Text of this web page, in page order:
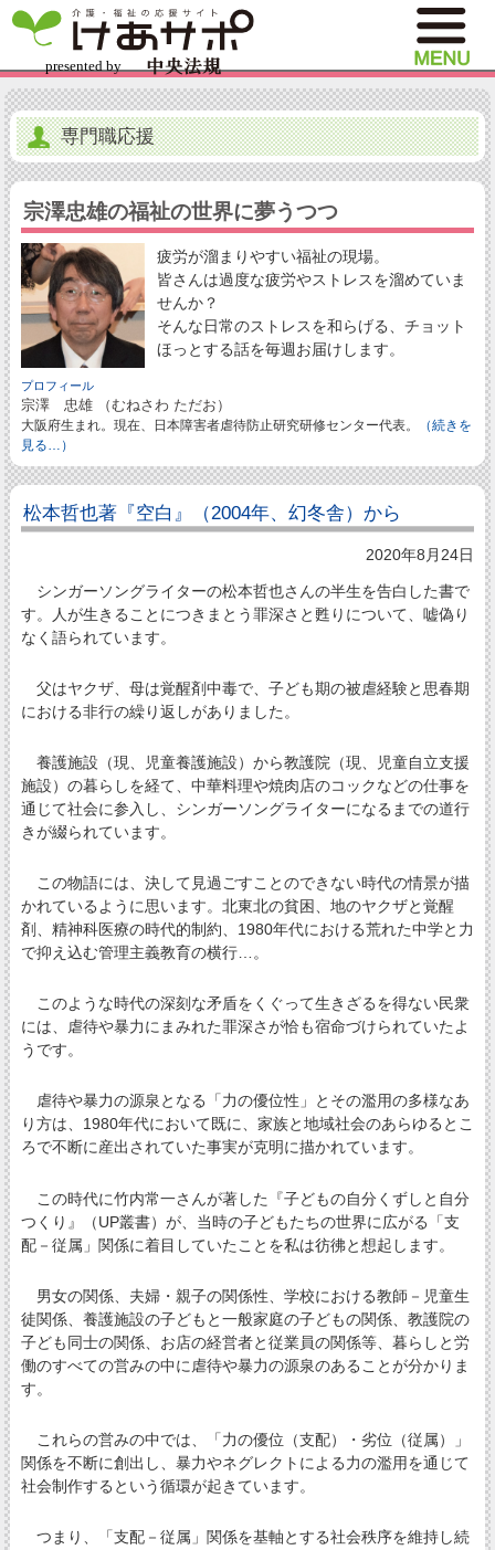
専門職応援
宗澤忠雄の福祉の世界に夢うつつ
疲労が溜まりやすい福祉の現場。
皆さんは過度な疲労やストレスを溜めていま
せんか？
そんな日常のストレスを和らげる、チョット
ほっとする話を毎週お届けします。
プロフィール
宗澤 忠雄 （むねさわ ただお）
大阪府生まれ。現在、日本障害者虐待防止研究研修センター代表。
（続きを
見る…）
松本哲也著『空白』（2004年、幻冬舎）から
2020年8月24日
シンガーソングライターの松本哲也さんの半生を告白した書で
す。人が生きることにつきまとう罪深さと甦りについて、嘘偽り
なく語られています。
父はヤクザ、母は覚醒剤中毒で、子ども期の被虐経験と思春期
における非行の繰り返しがありました。
養護施設（現、児童養護施設）から教護院（現、児童自立支援
施設）の暮らしを経て、中華料理や焼肉店のコックなどの仕事を
通じて社会に参入し、シンガーソングライターになるまでの道行
きが綴られています。
この物語には、決して見過ごすことのできない時代の情景が描
かれているように思います。北東北の貧困、地のヤクザと覚醒
剤、精神科医療の時代的制約、1980年代における荒れた中学と力
で抑え込む管理主義教育の横行…。
このような時代の深刻な矛盾をくぐって生きざるを得ない民衆
には、虐待や暴力にまみれた罪深さが恰も宿命づけられていたよ
うです。
虐待や暴力の源泉となる「力の優位性」とその濫用の多様なあ
り方は、1980年代において既に、家族と地域社会のあらゆるとこ
ろで不断に産出されていた事実が克明に描かれています。
この時代に竹内常一さんが著した『子どもの自分くずしと自分
つくり』（UP叢書）が、当時の子どもたちの世界に広がる「支
配－従属」関係に着目していたことを私は彷彿と想起します。
男女の関係、夫婦・親子の関係性、学校における教師－児童生
徒関係、養護施設の子どもと一般家庭の子どもの関係、教護院の
子ども同士の関係、お店の経営者と従業員の関係等、暮らしと労
働のすべての営みの中に虐待や暴力の源泉のあることが分かりま
す。
これらの営みの中では、「力の優位（支配）・劣位（従属）」
関係を不断に創出し、暴力やネグレクトによる力の濫用を通じて
社会制作するという循環が起きています。
つまり、「支配－従属」関係を基軸とする社会秩序を維持し続